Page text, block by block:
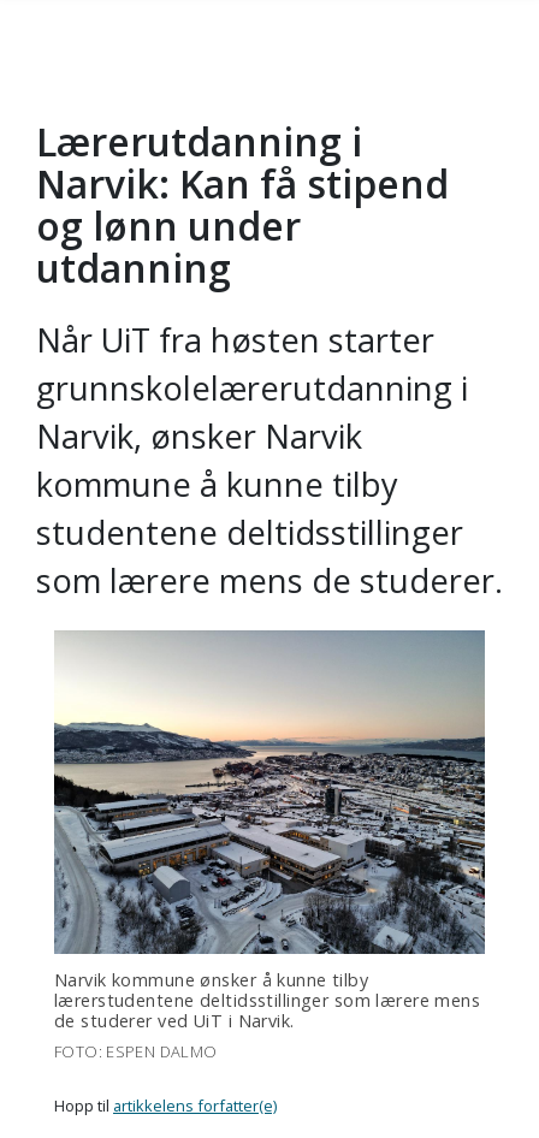
Gå til hovedinnhold
Lærerutdanning i
Narvik: Kan få stipend
og lønn under
utdanning
Når UiT fra høsten starter
grunnskolelærerutdanning i
Narvik, ønsker Narvik
kommune å kunne tilby
studentene deltidsstillinger
som lærere mens de studerer.
Narvik kommune ønsker å kunne tilby
lærerstudentene deltidsstillinger som lærere mens
de studerer ved UiT i Narvik.
FOTO: ESPEN DALMO
Hopp til artikkelens forfatter(e)